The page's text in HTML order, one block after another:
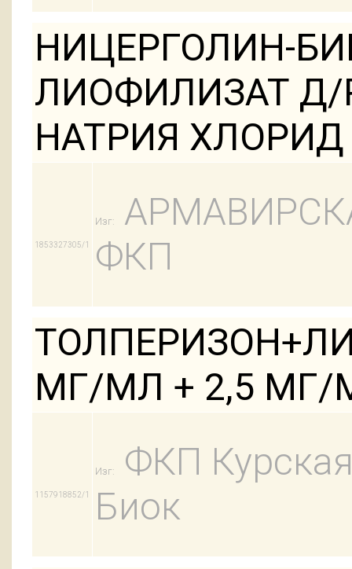
НИЦЕРГОЛИН-
ЛИОФИЛИЗАТ Д/
НАТРИЯ ХЛОРИД
1853327305/1
Изг:
ФКП
МГ/МЛ + 2,5
1157918852/1
Изг:
ФКП
Биок